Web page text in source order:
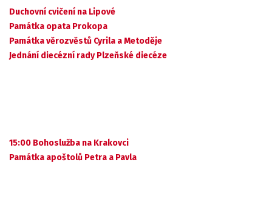
Duchovní cvičení na Lipové
Památka opata Prokopa
Památka věrozvěstů Cyrila a Metoděje
Jednání diecézní rady Plzeňské diecéze
15:00 Bohoslužba na Krakovci
Památka apoštolů Petra a Pavla